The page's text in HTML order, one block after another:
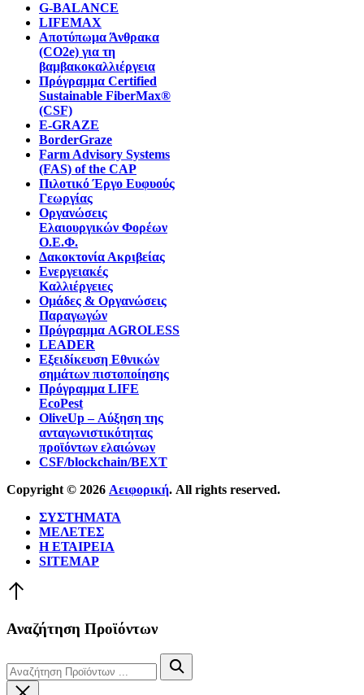
G-BALANCE
LIFEMAX
Αποτύπωμα Άνθρακα
(CO2e) για τη
βαμβακοκαλλιέργεια
Πρόγραμμα Certified
Sustainable FiberMax®
(CSF)
E-GRAZE
BorderGraze
Farm Advisory Systems
(FAS) of the CAP
Πιλοτικό Έργο Ευφυούς
Γεωργίας
Οργανώσεις
Ελαιουργικών Φορέων
Ο.Ε.Φ.
Δακοκτονία Ακριβείας
Ενεργειακές
Καλλιέργειες
Ομάδες & Οργανώσεις
Παραγωγών
Πρόγραμμα AGROLESS
LEADER
Εξειδίκευση Εθνικών
σημάτων πιστοποίησης
Πρόγραμμα LIFE
EcoPest
OliveUp – Αύξηση της
ανταγωνιστικότητας
προϊόντων ελαιώνων
CSF/blockchain/BEXT
Copyright © 2026 Αειφορική. All rights reserved.
WordPress
από
FORQY
ΣΥΣΤΗΜΑΤΑ
ΜΕΛΕΤΕΣ
Η ΕΤΑΙΡΕΙΑ
SITEMAP
Αναζήτηση Προϊόντων
Αναζήτηση